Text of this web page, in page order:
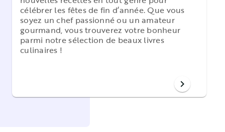
célébrer les fêtes de fin d’année. Que vous
soyez un chef passionné ou un amateur
gourmand, vous trouverez votre bonheur
parmi notre sélection de beaux livres
culinaires !
chevron_right